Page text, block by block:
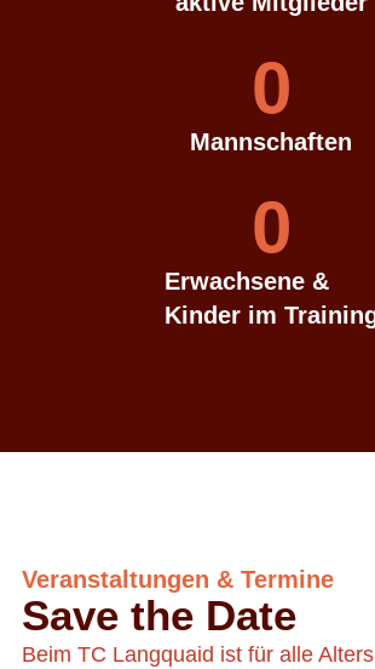
Mannschaften
0
Erwachsene &
Kinder im
0
Veranstaltungen & Termine
Save the Date
Beim TC Langquaid ist für alle